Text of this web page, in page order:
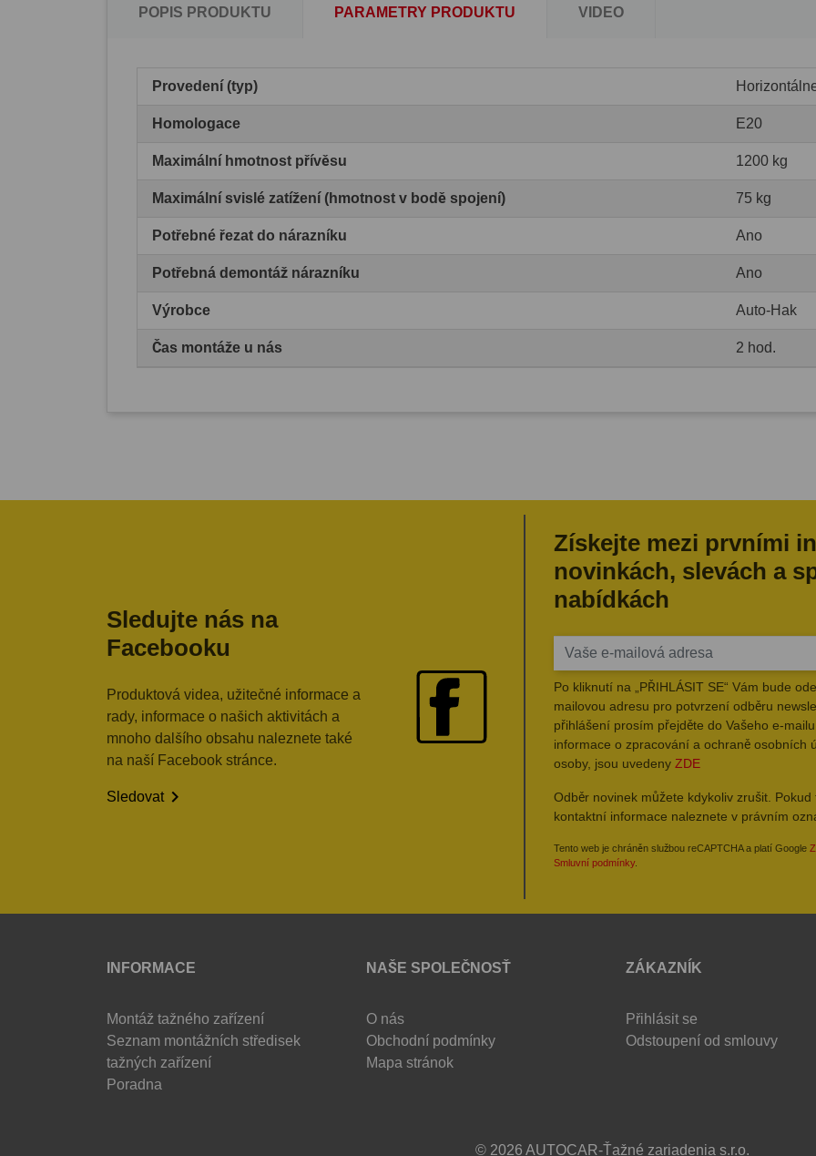
POPIS PRODUKTU PARAMETRY PRODUKTU VIDEO
Provedení (typ)
Homologace E20
Maximální hmotnost přívěsu 1200 kg
Maximální svislé zatížení (hmotnost v bodě spojení) 75 kg
Potřebné řezat do nárazníku Ano
Potřebná demontáž nárazníku Ano
Výrobce Auto-Hak
Čas montáže u nás 2 hod.
Sledujte nás na
Facebooku
Produktová videa, užitečné informace a
rady, informace o našich aktivitách a
mnoho dalšího obsahu naleznete také
na naší Facebook stránce.
Sledovat
Získejte mezi prvními
novinkách, slevách a
nabídkách
Po kliknutí na „PŘIHLÁSIT SE“ Vám bude
mailovou adresu pro potvrzení odběru
přihlášení prosím přejděte do Vašeho e-
informace o zpracování a ochraně osobních
osoby, jsou uvedeny ZDE
Odběr novinek můžete kdykoliv zrušit.
kontaktní informace naleznete v právním
Tento web je chráněn službou reCAPTCHA a platí Google
Smluvní podmínky.
INFORMACE
Montáž tažného zařízení
Seznam montážních středisek
tažných zařízení
Poradna
NAŠE SPOLEČNOSŤ
O nás
Obchodní podmínky
Mapa stránok
ZÁKAZNÍK
Přihlásit se
Odstoupení od smlouvy
© 2026 AUTOCAR-Ťažné zariadenia s.r.o.